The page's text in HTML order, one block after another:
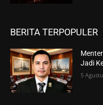
BERITA TERPOPULER
Jadi
5